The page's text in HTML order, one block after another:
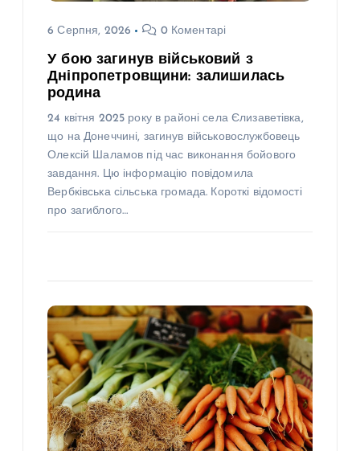
6 Серпня, 2026 0 Коментарі
У бою загинув військовий з
Дніпропетровщини: залишилась
родина
24 квітня 2025 року в районі села Єлизаветівка,
що на Донеччині, загинув військовослужбовець
Олексій Шаламов під час виконання бойового
завдання. Цю інформацію повідомила
Вербківська сільська громада. Короткі відомості
про загиблого…